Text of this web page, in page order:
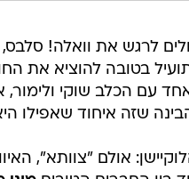
לרגש את וואלה! סלבס,
בטובה להוציא את
עם הכלב שוקי
שזה איחוד שאפילו
אולם "צוותא",